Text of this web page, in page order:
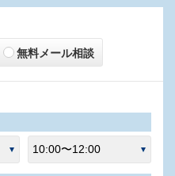
無料メール相談